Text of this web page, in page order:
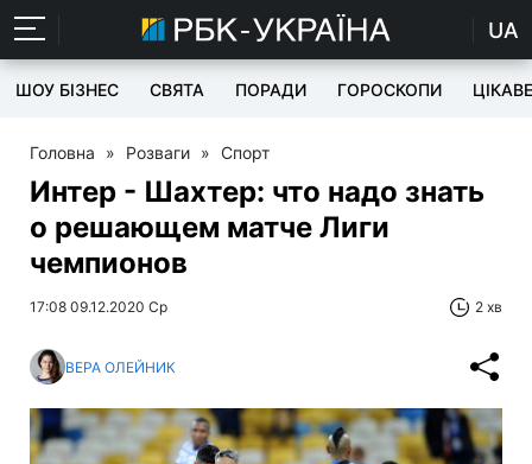
UA
ШОУ БІЗНЕС СВЯТА ПОРАДИ ГОРОСКОПИ ЦІКАВЕ
Головна » Розваги » Спорт
Интер - Шахтер: что надо знать
о решающем матче Лиги
чемпионов
17:08 09.12.2020 Ср 2 хв
ВЕРА ОЛЕЙНИК